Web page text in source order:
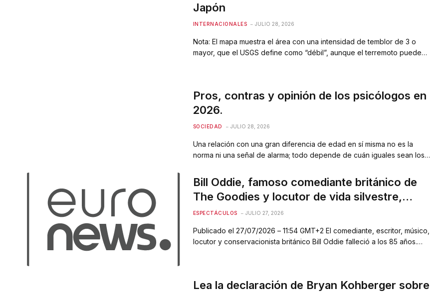
Japón
INTERNACIONALES JULIO 28, 2026
Nota: El mapa muestra el área con una intensidad de temblor de 3 o
mayor, que el USGS define como “débil”, aunque el terremoto puede
Pros, contras y opinión de los psicólogos en
2026.
SOCIEDAD JULIO 28, 2026
Una relación con una gran diferencia de edad en sí misma no es la
norma ni una señal de alarma; todo depende de cuán iguales sean los
a la otra, la presiona con la experiencia o la obliga…
Bill Oddie, famoso comediante británico de
The Goodies y locutor de vida silvestre,
muere a los 85 años
ESPECTÁCULOS JULIO 27, 2026
Publicado el 27/07/2026 – 11:54 GMT+2 El comediante, escritor, músico,
locutor y conservacionista británico Bill Oddie falleció a los 85 años.
Lea la declaración de Bryan Kohberger sobre